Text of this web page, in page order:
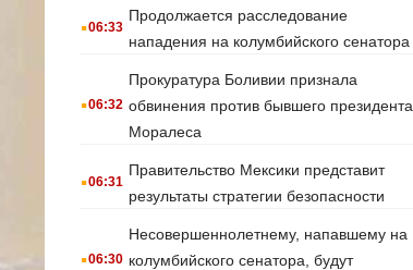
.06:33
Продолжается расследование
нападения на колумбийского сенатора
.06:32
Прокуратура Боливии признала
обвинения против бывшего президента
Моралеса
.06:31
Правительство Мексики представит
результаты стратегии безопасности
.06:30
Несовершеннолетнему, напавшему на
колумбийского сенатора, будут